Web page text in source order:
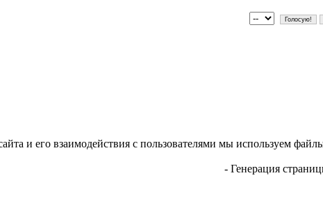
и его взаимодействия с пользователями мы используем
- Генерация